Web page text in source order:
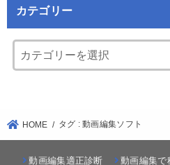
カテゴリー
HOME タグ : 動画編集ソフト
動画編集適正診断 動画編集で